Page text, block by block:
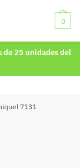
0
de 25 unidades del
7131